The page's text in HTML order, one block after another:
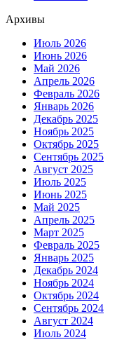
Архивы
Июль 2026
Июнь 2026
Май 2026
Апрель 2026
Февраль 2026
Январь 2026
Декабрь 2025
Ноябрь 2025
Октябрь 2025
Сентябрь 2025
Август 2025
Июль 2025
Июнь 2025
Май 2025
Апрель 2025
Март 2025
Февраль 2025
Январь 2025
Декабрь 2024
Ноябрь 2024
Октябрь 2024
Сентябрь 2024
Август 2024
Июль 2024